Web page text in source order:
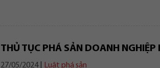
THỦ TỤC PHÁ SẢN DOANH NGHIỆP
27/05/2024
Luật phá sản